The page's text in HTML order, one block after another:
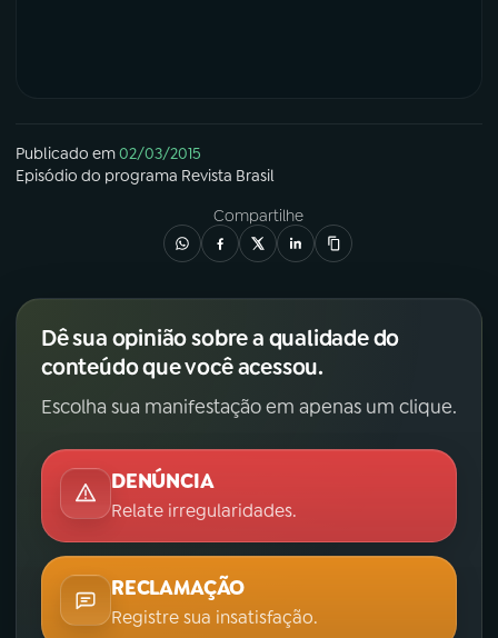
Publicado em02/03/2015
Episódio do programa Revista Brasil
Compartilhe
Dê sua opinião sobre a qualidade do
conteúdo que você acessou.
Escolha sua manifestação em apenas um clique.
DENÚNCIA
Relate irregularidades.
RECLAMAÇÃO
Registre sua insatisfação.